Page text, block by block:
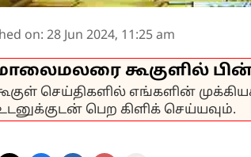
on: 28 Jun 2024, 11:25 am
கூகுளில்
செய்திகளில் எங்களின்
பெற கிளிக் செய்யவும்.